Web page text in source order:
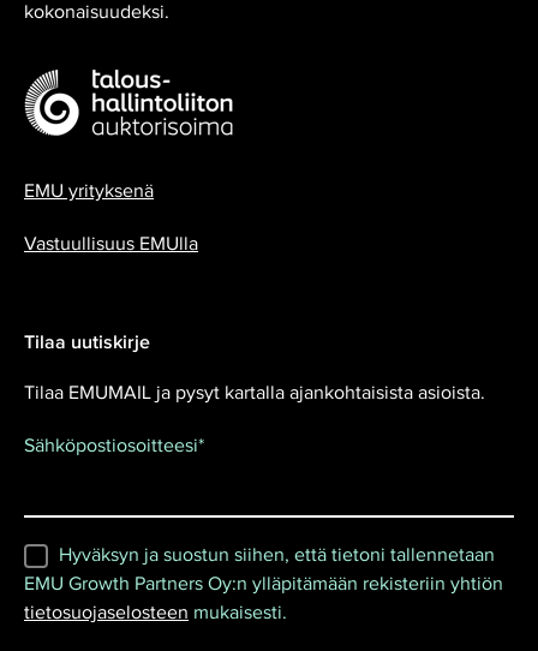
kokonaisuudeksi.
EMU yrityksenä
Vastuullisuus EMUlla
Tilaa uutiskirje
Tilaa EMUMAIL ja pysyt kartalla ajankohtaisista asioista.
Sähköpostiosoitteesi*
Hyväksyn ja suostun siihen, että tietoni tallennetaan
EMU Growth Partners Oy:n ylläpitämään rekisteriin yhtiön
tietosuojaselosteen mukaisesti.